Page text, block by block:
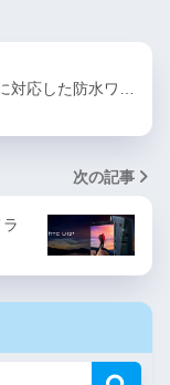
対応した防水ワ…
次の記事